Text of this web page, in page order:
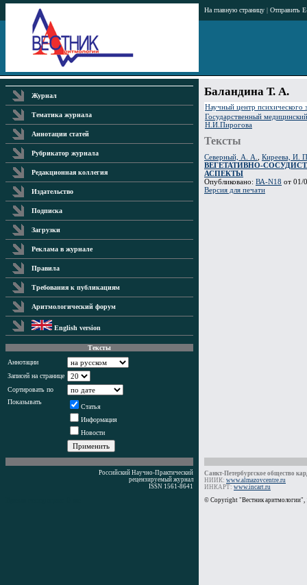
На главную страницу | Отправить
Журнал
Тематика журнала
Аннотации статей
Рубрикатор журнала
Редакционная коллегия
Издательство
Подписка
Загрузки
Реклама в журнале
Правила
Требования к публикациям
Аритмологический форум
English version
Тексты
Аннотации
Записей на странице
Сортировать по
Показывать
Статья
Информация
Новости
Баландина Т. А.
Научный центр
Государственный
Н.И.Пирогова
Тексты
Северный, А. А.
Киреева, И.
ВЕГЕТАТИВНО-
АСПЕКТЫ
Опубликовано: ВА-N18 от 01/
Версия для печати
Российский Научно-Практический
рецензируемый журнал
ISSN 1561-8641
Санкт-Петербургское общество
НИИК: www.almazovcentre.ru
ИНКАРТ: www.incart.ru
© Copyright "Вестник аритмологии",